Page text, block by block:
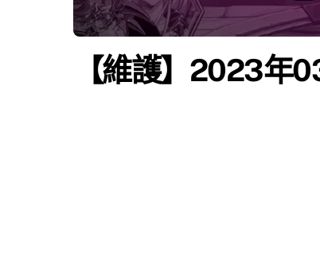
【維護】2023年